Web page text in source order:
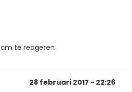
om te reageren
28 februari 2017 - 22:26